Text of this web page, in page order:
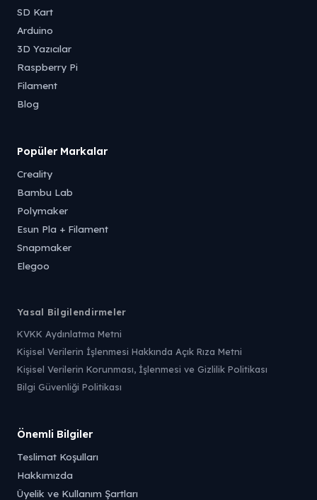
SD Kart
Arduino
3D Yazıcılar
Raspberry Pi
Filament
Blog
Popüler Markalar
Creality
Bambu Lab
Polymaker
Esun Pla + Filament
Snapmaker
Elegoo
Yasal Bilgilendirmeler
KVKK Aydınlatma Metni
Kişisel Verilerin İşlenmesi Hakkında Açık Rıza Metni
Kişisel Verilerin Korunması, İşlenmesi ve Gizlilik Politikası
Bilgi Güvenliği Politikası
Önemli Bilgiler
Teslimat Koşulları
Hakkımızda
Üyelik ve Kullanım Şartları